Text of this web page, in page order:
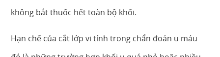
không bắt thuốc hết toàn bộ khối.
Hạn chế của cắt lớp vi tính trong chẩn đoán u máu